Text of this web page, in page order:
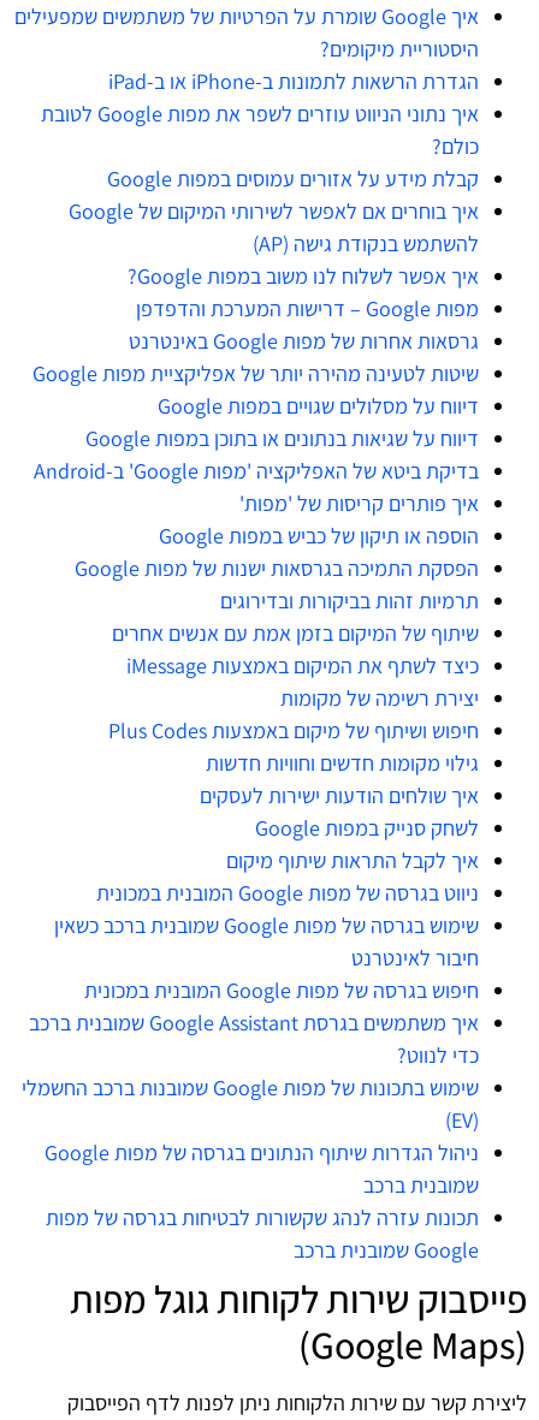
איך Google שומרת על הפרטיות של משתמשים שמפעילים
היסטוריית מיקומים?
הגדרת הרשאות לתמונות ב-iPhone או ב-iPad
איך נתוני הניווט עוזרים לשפר את מפות Google לטובת
כולם?
קבלת מידע על אזורים עמוסים במפות Google
איך בוחרים אם לאפשר לשירותי המיקום של Google
להשתמש בנקודת גישה (AP)
איך אפשר לשלוח לנו משוב במפות Google?
מפות Google – דרישות המערכת והדפדפן
גרסאות אחרות של מפות Google באינטרנט
שיטות לטעינה מהירה יותר של אפליקציית מפות Google
דיווח על מסלולים שגויים במפות Google
דיווח על שגיאות בנתונים או בתוכן במפות Google
בדיקת ביטא של האפליקציה 'מפות Google' ב-Android
איך פותרים קריסות של 'מפות'
הוספה או תיקון של כביש במפות Google
הפסקת התמיכה בגרסאות ישנות של מפות Google
תרמיות זהות בביקורות ובדירוגים
שיתוף של המיקום בזמן אמת עם אנשים אחרים
כיצד לשתף את המיקום באמצעות iMessage
יצירת רשימה של מקומות
חיפוש ושיתוף של מיקום באמצעות Plus Codes
גילוי מקומות חדשים וחוויות חדשות
איך שולחים הודעות ישירות לעסקים
לשחק סנייק במפות Google
איך לקבל התראות שיתוף מיקום
ניווט בגרסה של מפות Google המובנית במכונית
שימוש בגרסה של מפות Google שמובנית ברכב כשאין
חיבור לאינטרנט
חיפוש בגרסה של מפות Google המובנית במכונית
איך משתמשים בגרסת Google Assistant שמובנית ברכב
כדי לנווט?
שימוש בתכונות של מפות Google שמובנות ברכב החשמלי
(EV)
ניהול הגדרות שיתוף הנתונים בגרסה של מפות Google
שמובנית ברכב
תכונות עזרה לנהג שקשורות לבטיחות בגרסה של מפות
Google שמובנית ברכב
פייסבוק שירות לקוחות גוגל מפות
(Google Maps)
ליצירת קשר עם שירות הלקוחות ניתן לפנות לדף הפייסבוק